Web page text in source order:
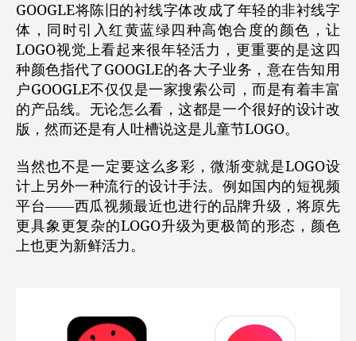
GOOGLE将陈旧的衬线字体改成了年轻的非衬线字
体，同时引入红黄蓝绿四种高饱合度的颜色，让
LOGO视觉上看起来很年轻活力，更重要的是这四
种颜色指代了GOOGLE的各大子业务，意在告知用
户GOOGLE不仅仅是一家搜索公司，而是有着丰富
的产品线。 无论怎么看，这都是一个很好的设计改
版，然而还是有人吐槽说这是儿童节LOGO。
当然也不是一定要这么多彩， 微渐变就是LOGO设
计上另外一种流行的设计手法。 例如国内的短视频
平台——西瓜视频最近也进行的品牌升级，将原先
更具象更复杂的LOGO升级为更极简的形态，颜色
上也更为新鲜活力。